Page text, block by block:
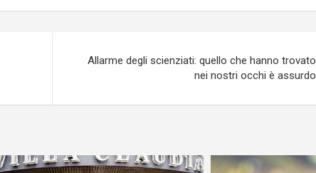
Allarme degli scienziati: quello che hanno trovato
nei nostri occhi è assurdo